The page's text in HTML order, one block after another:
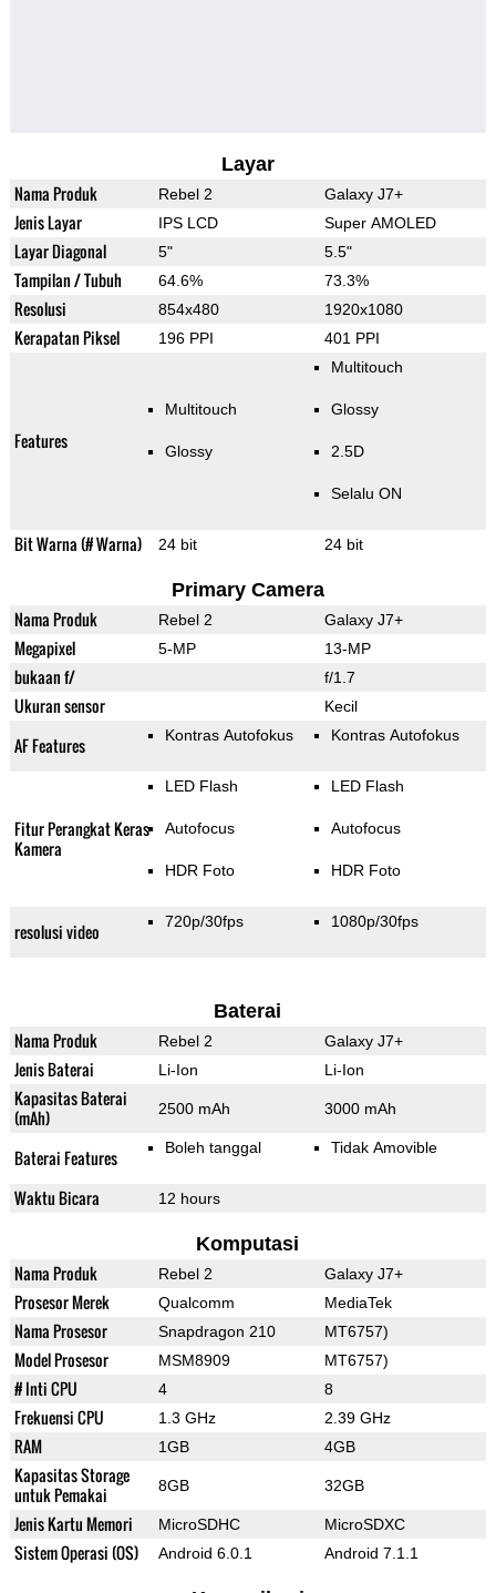
Layar
Nama Produk Rebel 2 Galaxy J7+
Jenis Layar IPS LCD Super AMOLED
Layar Diagonal 5" 5.5"
Tampilan / Tubuh 64.6% 73.3%
Resolusi 854x480 1920x1080
Kerapatan Piksel 196 PPI 401 PPI
Features
Multitouch
Glossy
Multitouch
Glossy
2.5D
Selalu ON
Bit Warna (# Warna) 24 bit 24 bit
Primary Camera
Nama Produk Rebel 2 Galaxy J7+
Megapixel 5-MP 13-MP
bukaan f/ f/1.7
Ukuran sensor Kecil
AF Features Kontras Autofokus Kontras Autofokus
Fitur Perangkat Keras
Kamera
LED Flash
Autofocus
HDR Foto
LED Flash
Autofocus
HDR Foto
resolusi video 720p/30fps 1080p/30fps
Baterai
Nama Produk Rebel 2 Galaxy J7+
Jenis Baterai Li-Ion Li-Ion
Kapasitas Baterai
(mAh)
2500 mAh 3000 mAh
Baterai Features Boleh tanggal Tidak Amovible
Waktu Bicara 12 hours
Komputasi
Nama Produk Rebel 2 Galaxy J7+
Prosesor Merek Qualcomm MediaTek
Nama Prosesor Snapdragon 210 MT6757)
Model Prosesor MSM8909 MT6757)
# Inti CPU 4 8
Frekuensi CPU 1.3 GHz 2.39 GHz
RAM 1GB 4GB
Kapasitas Storage
untuk Pemakai
8GB 32GB
Jenis Kartu Memori MicroSDHC MicroSDXC
Sistem Operasi (OS) Android 6.0.1 Android 7.1.1